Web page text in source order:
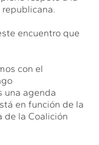
encuentro que
con el
una agenda
en función de la
de la Coalición